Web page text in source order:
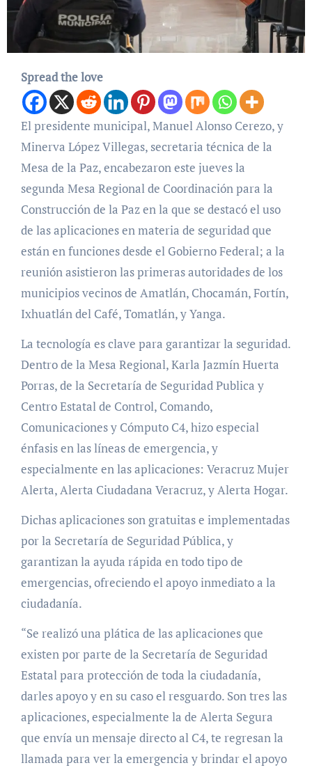
Spread the love
El presidente municipal, Manuel Alonso Cerezo, y
Minerva López Villegas, secretaria técnica de la
Mesa de la Paz, encabezaron este jueves la
segunda Mesa Regional de Coordinación para la
Construcción de la Paz en la que se destacó el uso
de las aplicaciones en materia de seguridad que
están en funciones desde el Gobierno Federal; a la
reunión asistieron las primeras autoridades de los
municipios vecinos de Amatlán, Chocamán, Fortín,
Ixhuatlán del Café, Tomatlán, y Yanga.
La tecnología es clave para garantizar la seguridad.
Dentro de la Mesa Regional, Karla Jazmín Huerta
Porras, de la Secretaría de Seguridad Publica y
Centro Estatal de Control, Comando,
Comunicaciones y Cómputo C4, hizo especial
énfasis en las líneas de emergencia, y
especialmente en las aplicaciones: Veracruz Mujer
Alerta, Alerta Ciudadana Veracruz, y Alerta Hogar.
Dichas aplicaciones son gratuitas e implementadas
por la Secretaría de Seguridad Pública, y
garantizan la ayuda rápida en todo tipo de
emergencias, ofreciendo el apoyo inmediato a la
ciudadanía.
“Se realizó una plática de las aplicaciones que
existen por parte de la Secretaría de Seguridad
Estatal para protección de toda la ciudadanía,
darles apoyo y en su caso el resguardo. Son tres las
aplicaciones, especialmente la de Alerta Segura
que envía un mensaje directo al C4, te regresan la
llamada para ver la emergencia y brindar el apoyo